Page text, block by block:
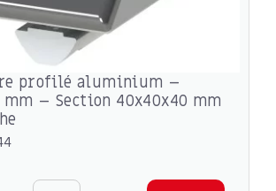
profilé aluminium –
– Section 40x40x40 mm